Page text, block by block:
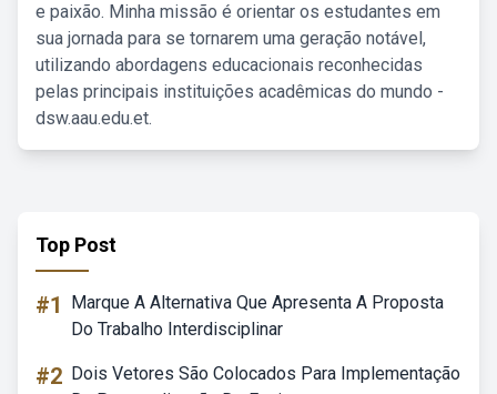
e paixão. Minha missão é orientar os estudantes em
sua jornada para se tornarem uma geração notável,
utilizando abordagens educacionais reconhecidas
pelas principais instituições acadêmicas do mundo -
dsw.aau.edu.et.
Top Post
#1
Marque A Alternativa Que Apresenta A Proposta
Do Trabalho Interdisciplinar
#2 Dois Vetores São Colocados Para Implementação